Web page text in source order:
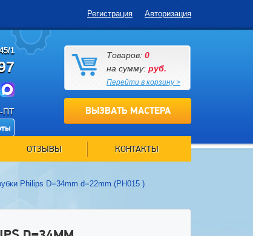
Регистрация Авторизация
1
ПТ
Товаров: 0
на сумму: руб.
Перейти в корзину >
ВЫЗВАТЬ МАСТЕРА
ОТЗЫВЫ КОНТАКТЫ
Philips D=34mm d=22mm (PH015 )